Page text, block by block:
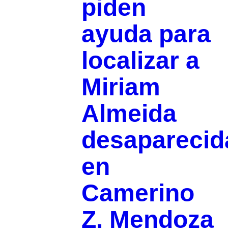
piden
ayuda para
localizar a
Miriam
Almeida
en
Camerino
Z. Mendoza